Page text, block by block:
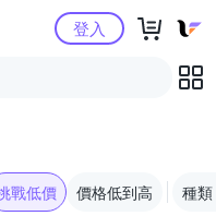
購物中心登入
戰低價 價格低到高 種類